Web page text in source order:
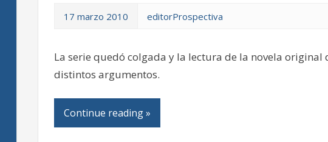
17 marzo 2010 editorProspectiva
La serie quedó colgada y la lectura de la novela
distintos argumentos.
Continue reading »